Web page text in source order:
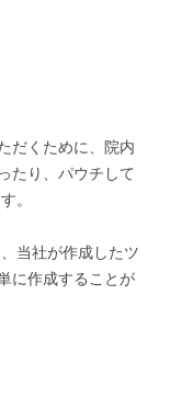
だくために、院内
たり、パウチして
。
当社が作成したツ
に作成することが